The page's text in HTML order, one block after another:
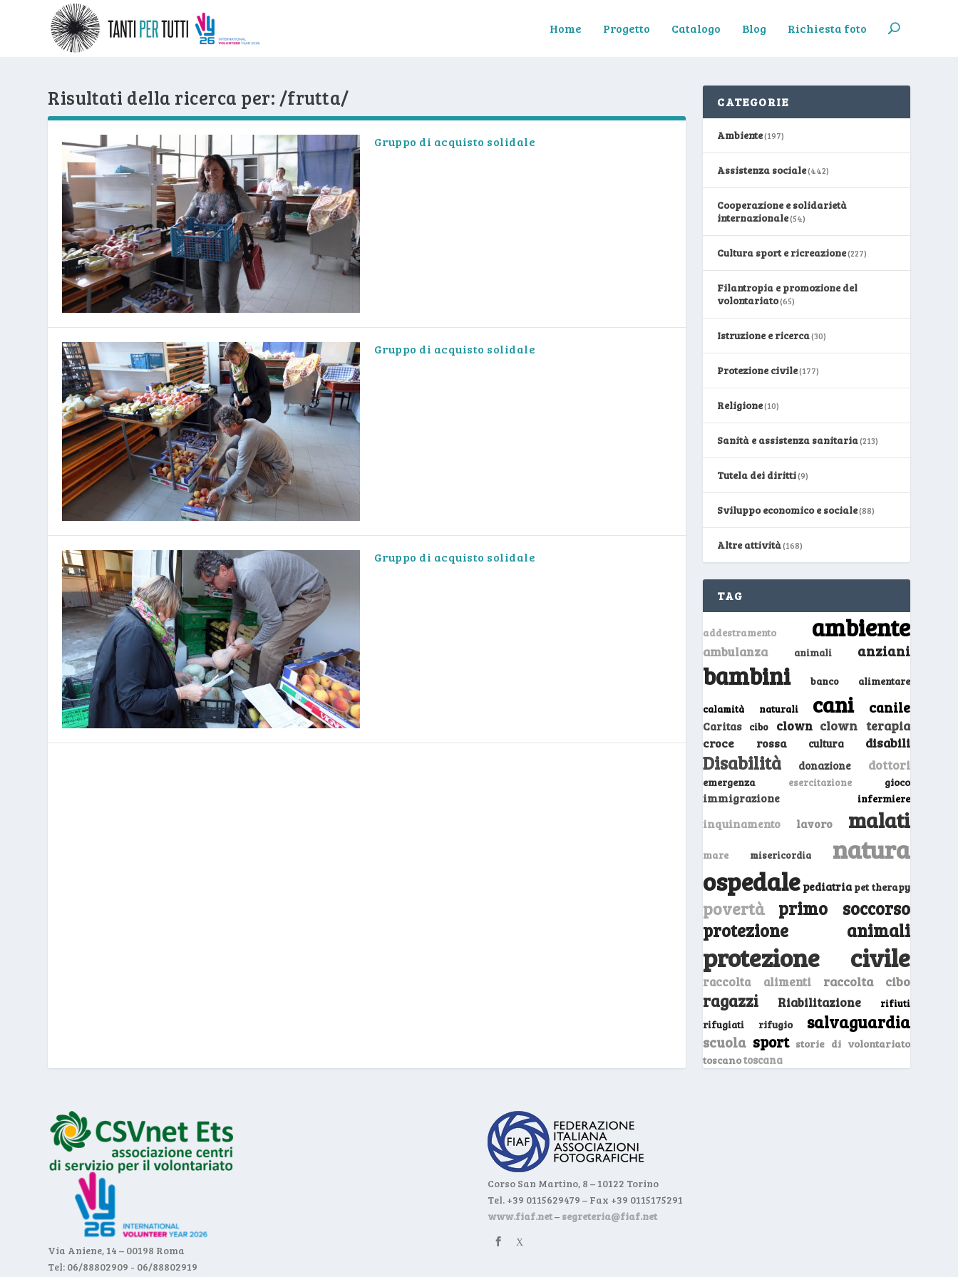
Home Progetto Catalogo Blog Richiesta foto
Risultati della ricerca per: /frutta/
Gruppo di acquisto solidale
Gruppo di acquisto solidale
Gruppo di acquisto solidale
CATEGORIE
Ambiente(197)
Assistenza sociale(442)
Cooperazione e solidarietà
internazionale(54)
Cultura sport e ricreazione(227)
Filantropia e promozione del
volontariato(65)
Istruzione e ricerca(30)
Protezione civile(177)
Religione(10)
Sanità e assistenza sanitaria(213)
Tutela dei diritti(9)
Sviluppo economico e sociale(88)
Altre attività(168)
TAG
addestramento ambiente
ambulanza animali anziani
bambini banco alimentare
calamità naturali cani canile
Caritas cibo clown clown terapia
croce rossa cultura disabili
Disabilità donazione dottori
emergenza esercitazione gioco
immigrazione infermiere
inquinamento lavoro malati
mare misericordia natura
ospedale pediatria pet therapy
povertà
primo soccorso
protezione animali
protezione civile
raccolta alimenti raccolta cibo
ragazzi Riabilitazione
rifiuti
rifugiati
rifugio salvaguardia
scuola sport storie di volontariato
toscanotoscana
Via Aniene, 14 – 00198 Roma
Tel: 06/88802909 - 06/88802919
Corso San Martino, 8 – 10122 Torino
Tel. +39 0115629479 – Fax +39 0115175291
www.fiaf.net– segreteria@fiaf.net